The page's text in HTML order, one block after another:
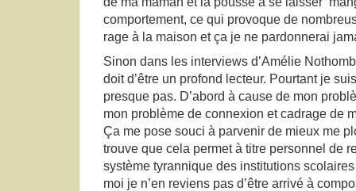
comportement, ce qui provoque de
rage à la maison et ça je ne pardonnerai
Sinon dans les interviews d’Amélie
doit d’être un profond lecteur. Pourtant je
presque pas. D’abord à cause de mon
mon problème de connexion et cadrage de
Ça me pose souci à parvenir de mieux me
trouve que cela permet à titre personnel de
système tyrannique des institutions
moi je n’en reviens pas d’être arrivé à